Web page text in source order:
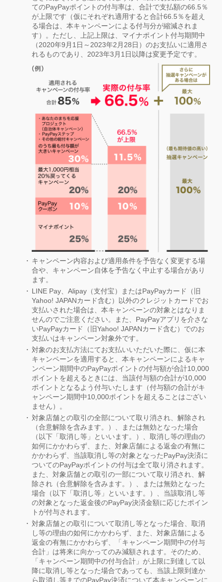
てのPayPayポイントの付与率は、合計で支払額の66.5％
が上限です（仮にそれぞれ適用すると合計66.5％を超え
る場合は、本キャンペーンによる付与分が縮減されま
す）。ただし、上記上限は、マイナポイント付与期間中
（2020年9月1日～2023年2月28日）のお支払いに適用さ
れるものであり、2023年3月1日以降は変更予定です。
キャンペーン内容および適用条件を予告なく変更する場
合や、キャンペーン自体を予告なく中止する場合があり
ます。
LINE Pay、Alipay（支付宝）またはPayPayカード（旧
Yahoo! JAPANカード含む）以外のクレジットカードでお
支払いされた場合は、本キャンペーンの対象とはなりま
せんのでご注意ください。また、PayPayアプリを介さな
いPayPayカード（旧Yahoo! JAPANカード含む）でのお
支払いはキャンペーン対象外です。
対象のお支払方法にてお支払いいただいた際に、仮に本
キャンペーンを適用すると、本キャンペーンによるキャ
ンペーン期間中のPayPayポイントの付与額が合計10,000
ポイントを超えるときには、当該付与額の合計が10,000
ポイントとなるよう付与いたします（付与額の合計がキ
ャンペーン期間中10,000ポイントを超えることはござい
ません）。
対象店舗との取引の全部について取り消され、解除され
（合意解除を含みます。）、または無効となった場合
（以下「取消し等」といいます。）、取消し等の理由の
如何にかかわらず、また、対象店舗による返金の有無に
かかわらず、当該取消し等の対象となったPayPay決済に
ついてのPayPayポイントの付与は全て取り消されます。
また、対象店舗との取引の一部について取り消され、解
除され（合意解除を含みます。）、または無効となった
場合（以下「取消し等」といいます。）、当該取消し等
の対象となった返金後のPayPay決済金額に応じたポイン
トが付与されます。
対象店舗との取引について取消し等となった場合、取消
し等の理由の如何にかかわらず、また、対象店舗による
返金の有無にかかわらず、「キャンペーン期間中の付与
合計」は将来に向かってのみ減額されます。そのため、
「キャンペーン期間中の付与合計」が上限に到達して以
降に取消し等となった場合であっても、当該上限到達か
ら取消し等までのPayPay決済について本キャンペーンに